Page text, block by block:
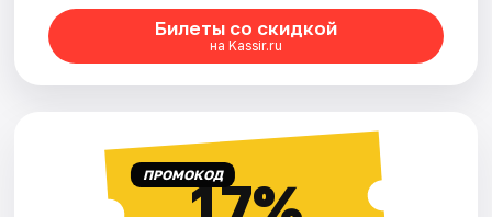
Билеты со скидкой
на Kassir.ru
ПРОМОКОД